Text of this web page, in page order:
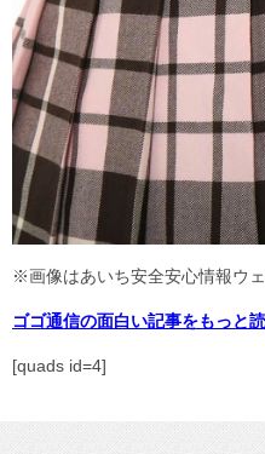
※画像はあいち安全安心情報ウェ
ゴゴ通信の面白い記事をもっと
[quads id=4]